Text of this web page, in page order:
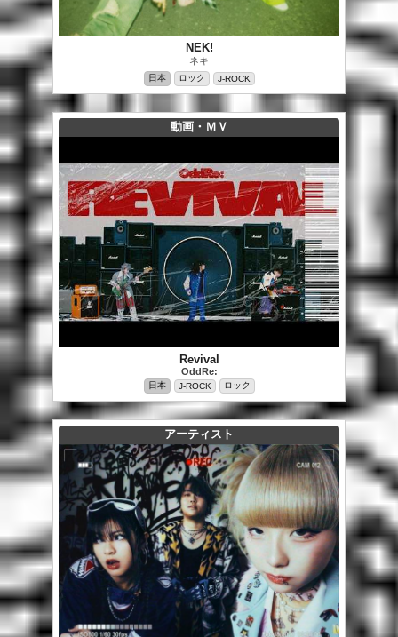
NEK!
ネキ
日本 ロック J-ROCK
動画・ＭＶ
Revival
OddRe:
日本 J-ROCK ロック
アーティスト